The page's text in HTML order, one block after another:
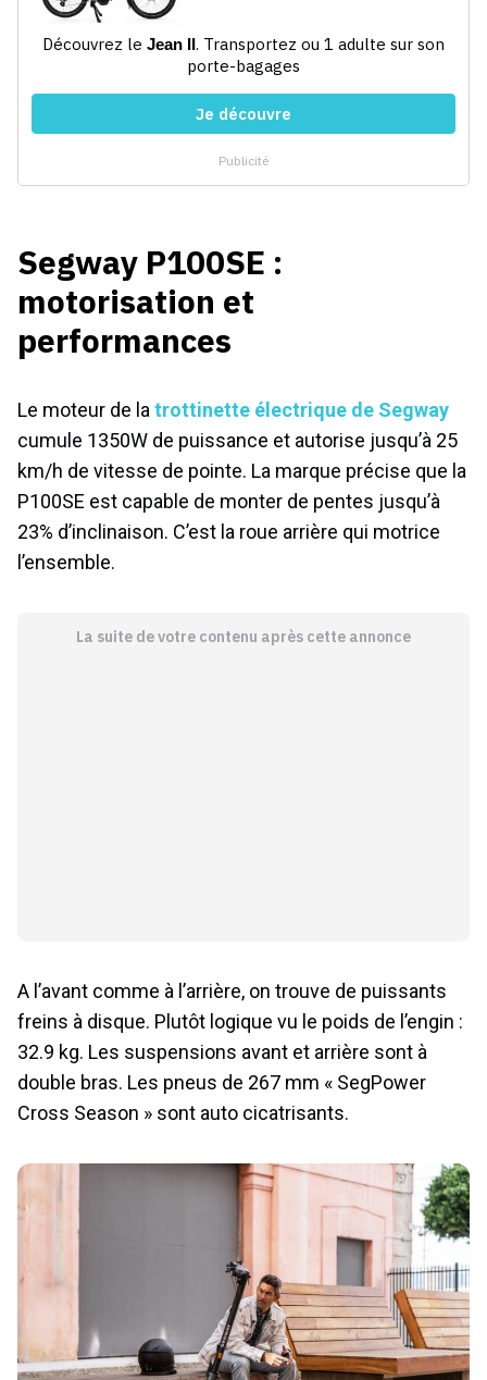
Segway P100SE :
motorisation et
performances
Le moteur de la trottinette électrique de Segway
cumule 1350W de puissance et autorise jusqu’à 25
km/h de vitesse de pointe. La marque précise que la
P100SE est capable de monter de pentes jusqu’à
23% d’inclinaison. C’est la roue arrière qui motrice
l’ensemble.
La suite de votre contenu après cette annonce
A l’avant comme à l’arrière, on trouve de puissants
freins à disque. Plutôt logique vu le poids de l’engin :
32.9 kg. Les suspensions avant et arrière sont à
double bras. Les pneus de 267 mm « SegPower
Cross Season » sont auto cicatrisants.